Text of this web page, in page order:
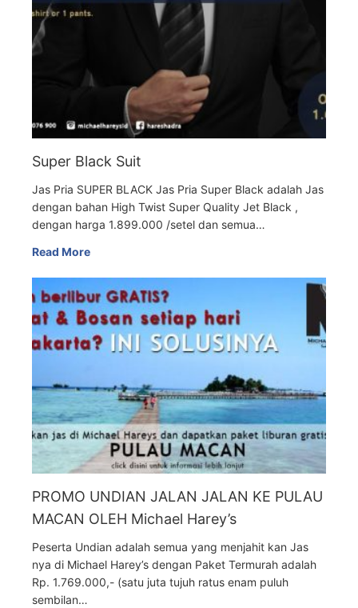
Super Black Suit
Jas Pria SUPER BLACK Jas Pria Super Black adalah Jas
dengan bahan High Twist Super Quality Jet Black ,
dengan harga 1.899.000 /setel dan semua…
Read More
PROMO UNDIAN JALAN JALAN KE PULAU
MACAN OLEH Michael Harey’s
Peserta Undian adalah semua yang menjahit kan Jas
nya di Michael Harey’s dengan Paket Termurah adalah
Rp. 1.769.000,- (satu juta tujuh ratus enam puluh
sembilan…